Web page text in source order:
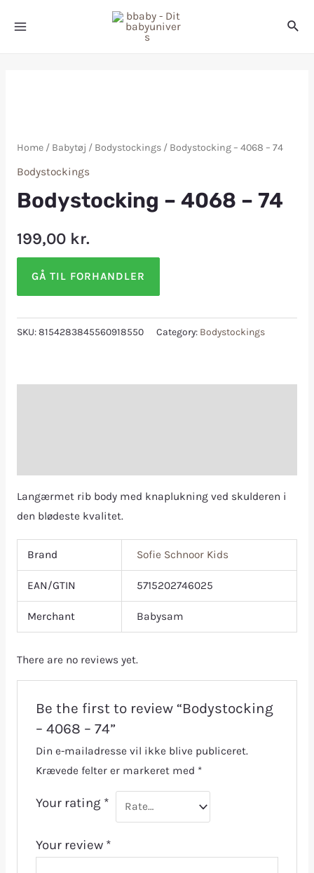
Home/ Babytøj / Bodystockings/ Bodystocking – 4068 – 74
Bodystockings
Bodystocking – 4068 – 74
199,00 kr.
GÅ TIL FORHANDLER
SKU:8154283845560918550 Category: Bodystockings
Langærmet rib body med knaplukning ved skulderen i
den blødeste kvalitet.
Brand Sofie Schnoor Kids
EAN/GTIN 5715202746025
Merchant Babysam
There are no reviews yet.
Be the first to review “Bodystocking
– 4068 – 74”
Din e-mailadresse vil ikke blive publiceret.
Krævede felter er markeret med *
Your rating *
Your review *